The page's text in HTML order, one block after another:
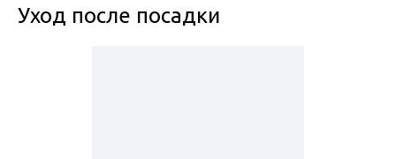
Уход после посадки